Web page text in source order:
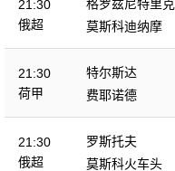
21:30
俄超
格罗兹尼特里克
莫斯科迪纳摩
21:30
荷甲
特尔斯达
费耶诺德
21:30
俄超
罗斯托夫
莫斯科火车头